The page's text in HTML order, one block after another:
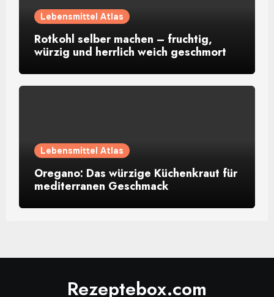
Lebensmittel Atlas
Rotkohl selber machen – fruchtig,
würzig und herrlich weich geschmort
Lebensmittel Atlas
Oregano: Das würzige Küchenkraut für
mediterranen Geschmack
Rezeptebox.com